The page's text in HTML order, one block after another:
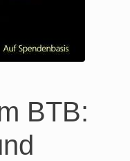
BTB: